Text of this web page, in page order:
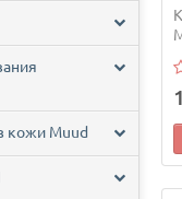
кожи Muud